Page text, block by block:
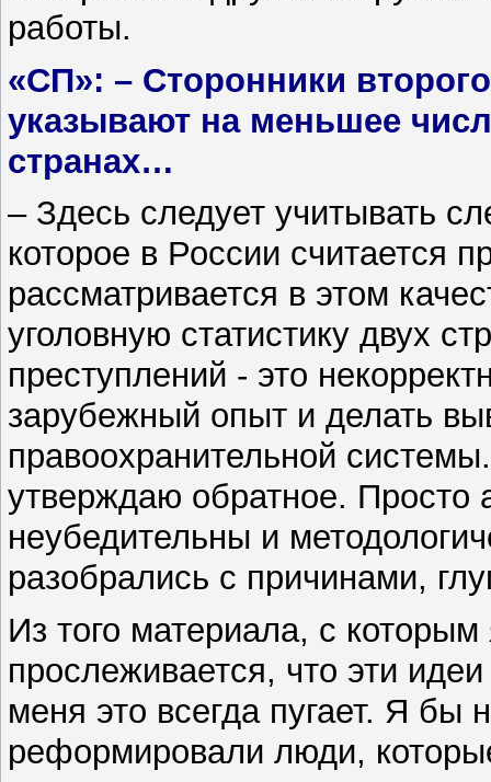
работы.
«СП»: – Сторонники
указывают на меньшее
странах…
– Здесь следует учитывать
которое в России считается
рассматривается в этом
уголовную статистику двух
преступлений - это
зарубежный опыт и делать
правоохранительной
утверждаю обратное. Просто
неубедительны и
разобрались с причинами,
Из того материала, с
прослеживается, что эти
меня это всегда пугает. Я бы
реформировали люди,